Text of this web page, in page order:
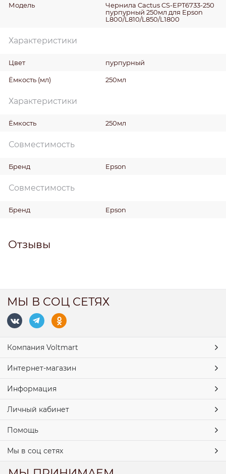
Модель
Чернила Cactus CS-EPT6733-250
пурпурный 250мл для Epson
L800/L810/L850/L1800
Характеристики
Цвет пурпурный
Ёмкость (мл) 250мл
Характеристики
Ёмкость 250мл
Совместимость
Бренд Epson
Совместимость
Бренд Epson
Отзывы
МЫ В СОЦ СЕТЯХ
Компания Voltmart
Интернет-магазин
Информация
Личный кабинет
Помощь
Мы в соц сетях